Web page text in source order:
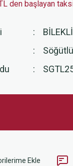
den başlayan